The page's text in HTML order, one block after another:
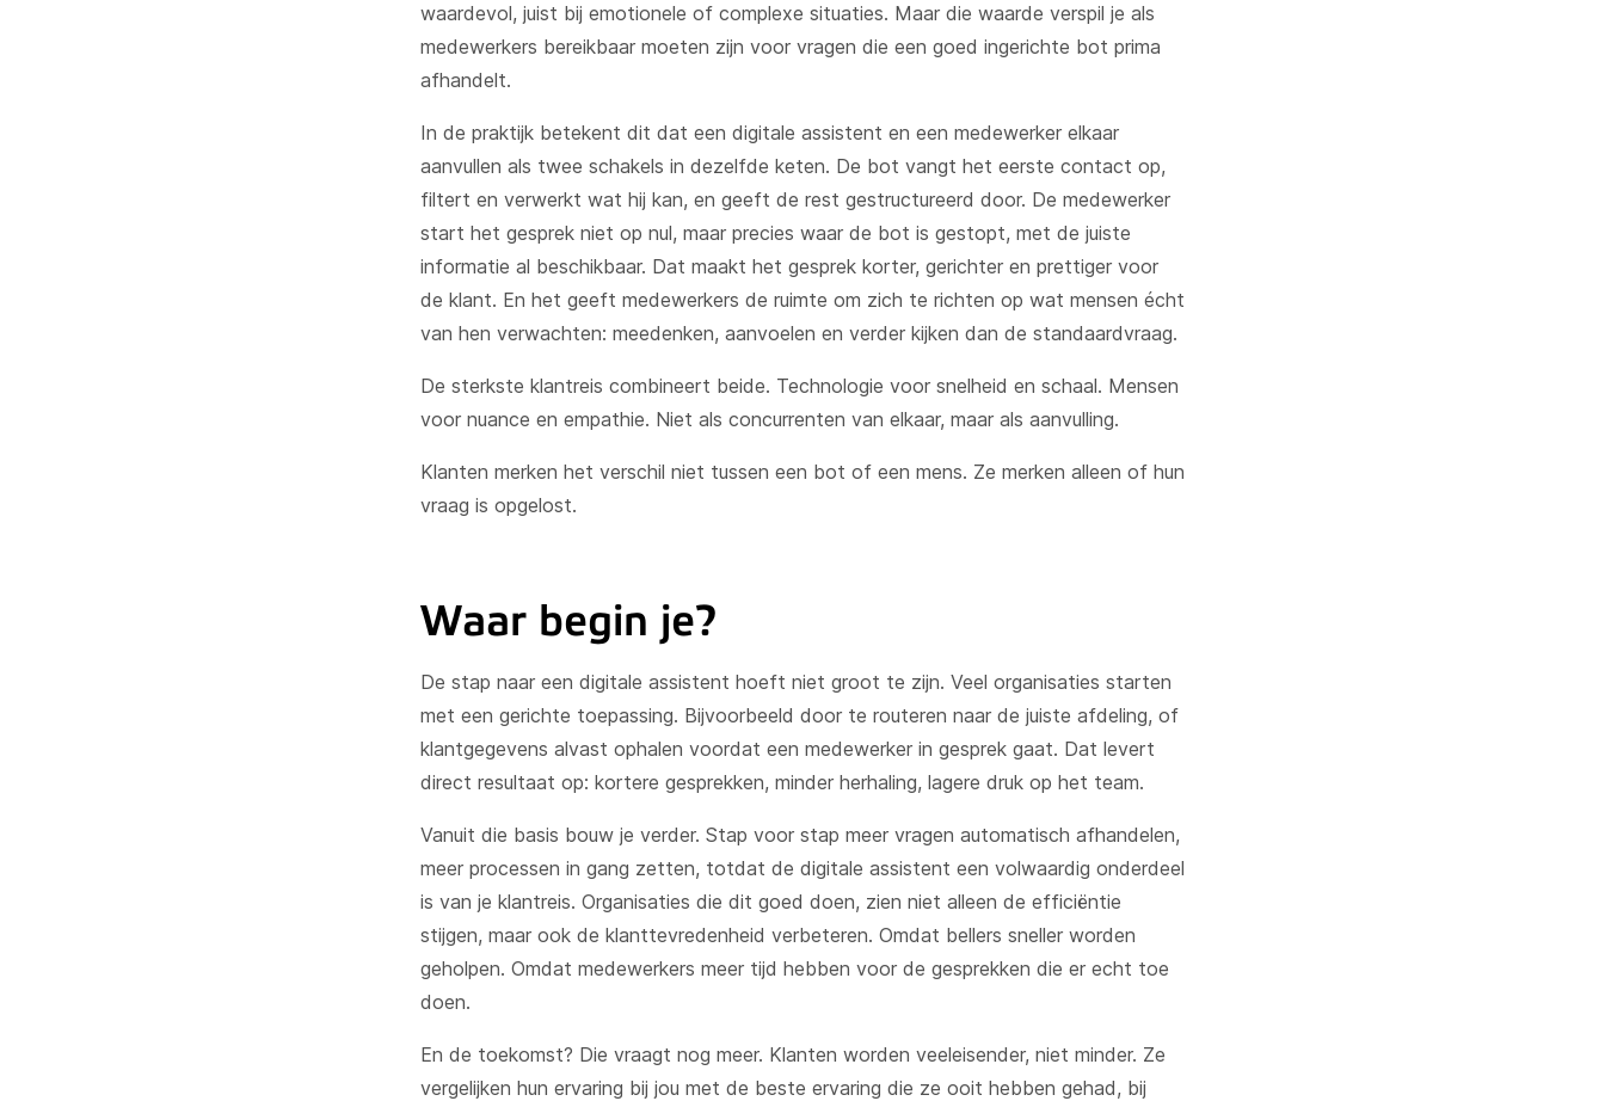
waardevol, juist bij emotionele of complexe situaties. Maar die waarde verspil je als
medewerkers bereikbaar moeten zijn voor vragen die een goed ingerichte bot prima
afhandelt.
In de praktijk betekent dit dat een digitale assistent en een medewerker elkaar
aanvullen als twee schakels in dezelfde keten. De bot vangt het eerste contact op,
filtert en verwerkt wat hij kan, en geeft de rest gestructureerd door. De medewerker
start het gesprek niet op nul, maar precies waar de bot is gestopt, met de juiste
informatie al beschikbaar. Dat maakt het gesprek korter, gerichter en prettiger voor
de klant. En het geeft medewerkers de ruimte om zich te richten op wat mensen écht
van hen verwachten: meedenken, aanvoelen en verder kijken dan de standaardvraag.
De sterkste klantreis combineert beide. Technologie voor snelheid en schaal. Mensen
voor nuance en empathie. Niet als concurrenten van elkaar, maar als aanvulling.
Klanten merken het verschil niet tussen een bot of een mens. Ze merken alleen of hun
vraag is opgelost.
Waar begin je?
De stap naar een digitale assistent hoeft niet groot te zijn. Veel organisaties starten
met een gerichte toepassing. Bijvoorbeeld door te routeren naar de juiste afdeling, of
klantgegevens alvast ophalen voordat een medewerker in gesprek gaat. Dat levert
direct resultaat op: kortere gesprekken, minder herhaling, lagere druk op het team.
Vanuit die basis bouw je verder. Stap voor stap meer vragen automatisch afhandelen,
meer processen in gang zetten, totdat de digitale assistent een volwaardig onderdeel
is van je klantreis. Organisaties die dit goed doen, zien niet alleen de efficiëntie
stijgen, maar ook de klanttevredenheid verbeteren. Omdat bellers sneller worden
geholpen. Omdat medewerkers meer tijd hebben voor de gesprekken die er echt toe
doen.
En de toekomst? Die vraagt nog meer. Klanten worden veeleisender, niet minder. Ze
vergelijken hun ervaring bij jou met de beste ervaring die ze ooit hebben gehad, bij